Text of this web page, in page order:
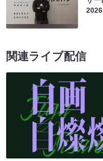
関連ライブ配信